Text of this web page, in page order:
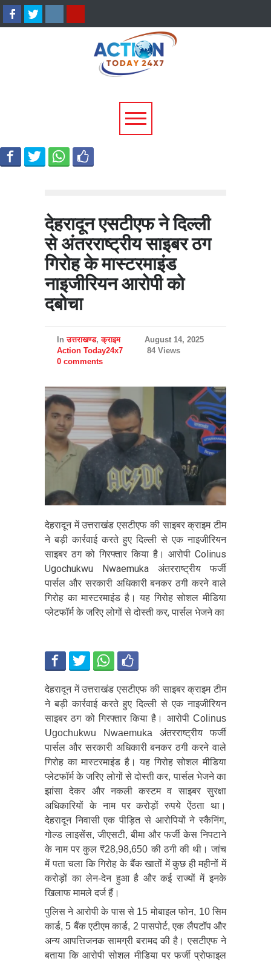
टिहरी में दर्दनाक हादसा: 250 मीटर
गहरी खाई में गिरी बोलेरो, एक ही
परिवार के 5 लोगों की मौत; एक
घायल, एक की तलाश जारी
देहरादून एसटीएफ ने दिल्ली
से अंतरराष्ट्रीय साइबर ठग
गिरोह के मास्टरमाइंड
नाइजीरियन आरोपी को
दबोचा
Inउत्तराखण्ड,क्राइम
August 14, 2025
Action Today24x7
84 Views
0 comments
देहरादून में उत्तराखंड एसटीएफ की साइबर क्राइम टीम
ने बड़ी कार्रवाई करते हुए दिल्ली से एक नाइजीरियन
साइबर ठग को गिरफ्तार किया है। आरोपी Colinus
Ugochukwu Nwaemuka अंतरराष्ट्रीय फर्जी
पार्सल और सरकारी अधिकारी बनकर ठगी करने वाले
गिरोह का मास्टरमाइंड है। यह गिरोह सोशल मीडिया
प्लेटफॉर्म के जरिए लोगों से दोस्ती कर, पार्सल भेजने का
देहरादून में उत्तराखंड एसटीएफ की साइबर क्राइम टीम
ने बड़ी कार्रवाई करते हुए दिल्ली से एक नाइजीरियन
साइबर ठग को गिरफ्तार किया है। आरोपी Colinus
Ugochukwu Nwaemuka अंतरराष्ट्रीय फर्जी
पार्सल और सरकारी अधिकारी बनकर ठगी करने वाले
गिरोह का मास्टरमाइंड है। यह गिरोह सोशल मीडिया
प्लेटफॉर्म के जरिए लोगों से दोस्ती कर, पार्सल भेजने का
झांसा देकर और नकली कस्टम व साइबर सुरक्षा
अधिकारियों के नाम पर करोड़ों रुपये ऐंठता था।
देहरादून निवासी एक पीड़ित से आरोपियों ने स्कैनिंग,
गोल्ड लाइसेंस, जीएसटी, बीमा और फर्जी केस निपटाने
के नाम पर कुल ₹28,98,650 की ठगी की थी। जांच
में पता चला कि गिरोह के बैंक खातों में कुछ ही महीनों में
करोड़ों का लेन-देन हुआ है और कई राज्यों में इनके
खिलाफ मामले दर्ज हैं।
पुलिस ने आरोपी के पास से 15 मोबाइल फोन, 10 सिम
कार्ड, 5 बैंक एटीएम कार्ड, 2 पासपोर्ट, एक लैपटॉप और
अन्य आपत्तिजनक सामग्री बरामद की है। एसटीएफ ने
बताया कि आरोपी सोशल मीडिया पर फर्जी प्रोफाइल